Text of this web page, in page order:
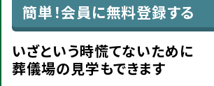
簡単！会員に無料登録する
いざという時慌てないために
葬儀場の見学もできます